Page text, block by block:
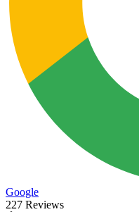
Google
227 Reviews